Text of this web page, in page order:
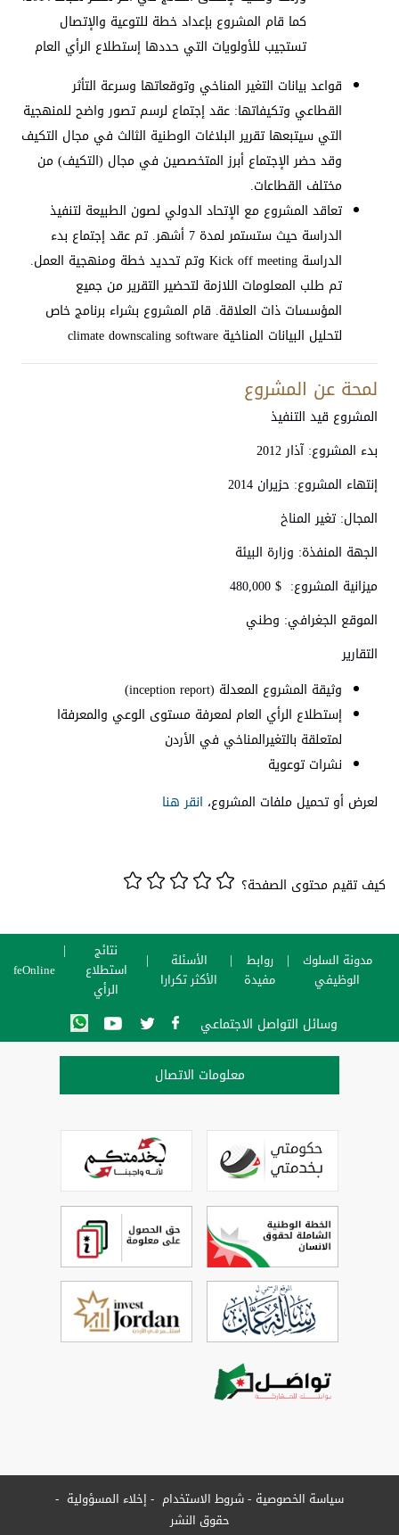
كما قام المشروع بإعداد خطة للتوعية والإتصال
تستجيب للأولويات التي حددها إستطلاع الرأي العام
قواعد بيانات التغير المناخي وتوقعاتها وسرعة التأثر
القطاعي وتكيفاتها: عقد إجتماع لرسم تصور واضح للمنهجية
التي سيتبعها تقرير البلاغات الوطنية الثالث في مجال التكيف
وقد حضر الإجتماع أبرز المتخصصين في مجال (التكيف) من
مختلف القطاعات.
تعاقد المشروع مع الإتحاد الدولي لصون الطبيعة لتنفيذ
الدراسة حيث ستستمر لمدة 7 أشهر. تم عقد إجتماع بدء
الدراسة Kick off meeting وتم تحديد خطة ومنهجية العمل.
تم طلب المعلومات اللازمة لتحضير التقرير من جميع
المؤسسات ذات العلاقة. قام المشروع بشراء برنامج خاص
لتحليل البيانات المناخية climate downscaling software
لمحة عن المشروع
المشروع قيد التنفيذ
بدء المشروع: آذار 2012
إنتهاء المشروع: حزيران 2014
المجال: تغير المناخ
الجهة المنفذة: وزارة البيئة
ميزانية المشروع: $ 480,000
الموقع الجغرافي: وطني
التقارير
وثيقة المشروع المعدلة (inception report)
إستطلاع الرأي العام لمعرفة مستوى الوعي والمعرفةا
لمتعلقة ​​بالتغيرالمناخي في الأردن
نشرات توعوية
لعرض أو تحميل ملفات المشروع، انقر هنا
كيف تقيم محتوى الصفحة؟
مدونة السلوك
الوظيفي
روابط
مفيدة
الأسئلة
الأكثر تكرارا
نتائج
استطلاع
الرأي
SafeOnline
وسائل التواصل الاجتماعي
معلومات الاتصال
سياسة الخصوصية شروط الاستخدام
إخلاء المسؤولية
حقوق النشر